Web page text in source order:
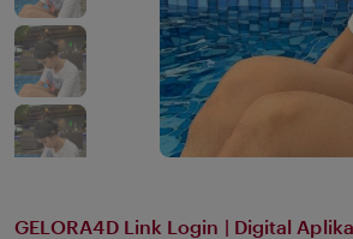
GELORA4D Link Login | Digital